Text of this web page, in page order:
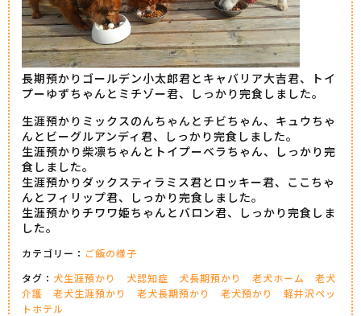
長期預かりゴールデン小太郎君とキャバリア大吉君、トイ
プーゆずちゃんとミチゾー君、しっかり完食しました。
生涯預かりミックスのんちゃんとチビちゃん、キュウちゃ
んとビーグルアンディ君、しっかり完食しました。
生涯預かり柴凛ちゃんとトイプーベラちゃん、しっかり完
食しました。
生涯預かりダックスティラミス君とロッキー君、ここちゃ
んとフィリップ君、しっかり完食しました。
生涯預かりチワワ姫ちゃんとバロン君、しっかり完食しま
した。
カテゴリー： ご飯の様子
タグ： 犬生涯預かり 犬認知症 犬長期預かり 老犬ホーム
老犬
介護
老犬生涯預かり 老犬長期預かり 老犬預かり
軽井沢ペッ
トホテル